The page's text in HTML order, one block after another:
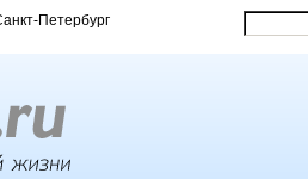
Петербург